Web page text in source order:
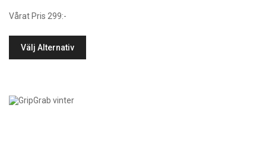
Vårat Pris 299:-
Välj Alternativ